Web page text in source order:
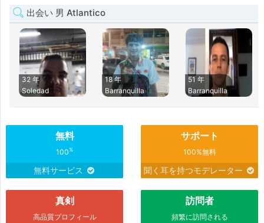
出会い 男 Atlantico
32 年
Soledad
18 年
Barranquilla
51 年
Barranquilla
無料
100%
無料サービス
サポート
100%無料
聞く耳を持つモデレーター
真剣
高品質プロフィール
訪問者
頻繁に訪問される